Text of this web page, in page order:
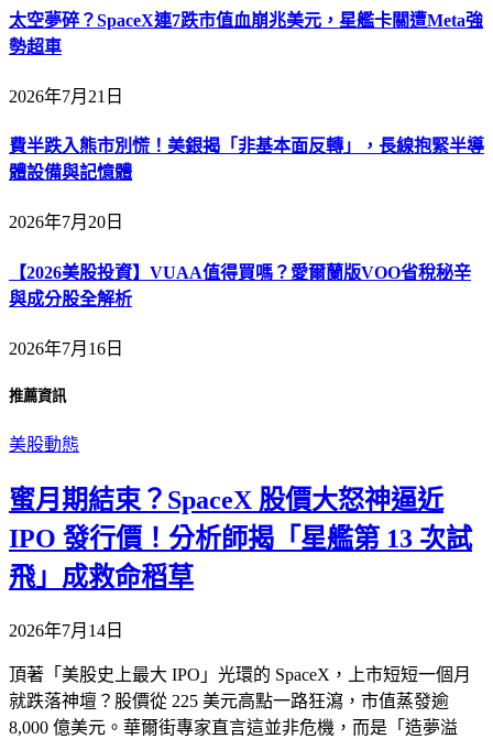
太空夢碎？SpaceX連7跌市值血崩兆美元，星艦卡關遭Meta強
勢超車
2026年7月21日
費半跌入熊市別慌！美銀揭「非基本面反轉」，長線抱緊半導
體設備與記憶體
2026年7月20日
【2026美股投資】VUAA值得買嗎？愛爾蘭版VOO省稅秘辛
與成分股全解析
2026年7月16日
推薦資訊
美股動態
蜜月期結束？SpaceX 股價大怒神逼近
IPO 發行價！分析師揭「星艦第 13 次試
飛」成救命稻草
2026年7月14日
頂著「美股史上最大 IPO」光環的 SpaceX，上市短短一個月
就跌落神壇？股價從 225 美元高點一路狂瀉，市值蒸發逾
8,000 億美元。華爾街專家直言這並非危機，而是「造夢溢